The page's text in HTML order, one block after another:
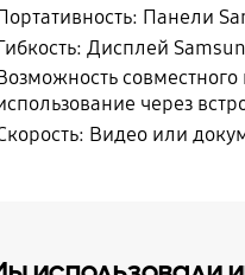
Панели
Дисплей
через
Видео или